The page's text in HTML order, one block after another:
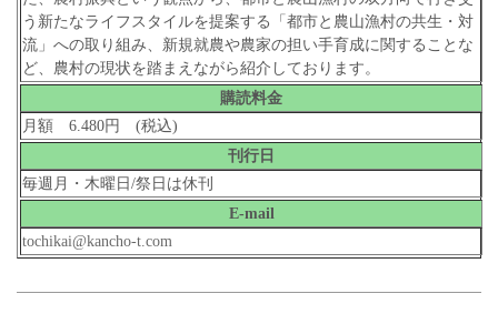
う新たなライフスタイルを提案する「都市と農山漁村の共生・対
流」への取り組み、新規就農や農家の担い手育成に関することな
ど、農村の現状を踏まえながら紹介しております。
購読料金
月額 6.480円 (税込)
刊行日
毎週月・木曜日/祭日は休刊
E-mail
tochikai@kancho-t.com